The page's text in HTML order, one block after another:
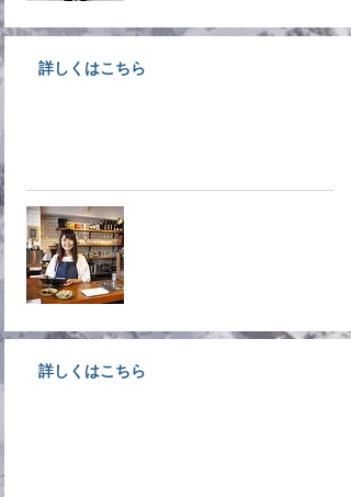
詳しくはこちら
詳しくはこちら